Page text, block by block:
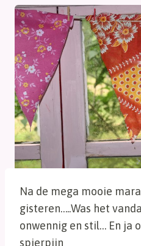
Na de mega mooie
gisteren…..Was het
onwennig en stil… En ja
spierpijn